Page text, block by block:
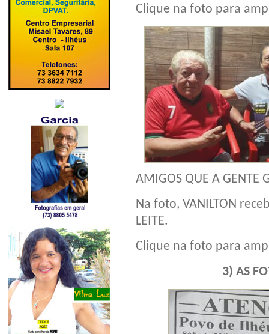
Clique na foto para
AMIGOS QUE A GENTE
Na foto, VANILTON
LEITE.
Clique na foto para
3) AS